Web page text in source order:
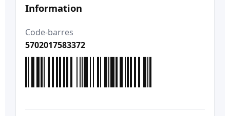
Information
Code-barres
5702017583372